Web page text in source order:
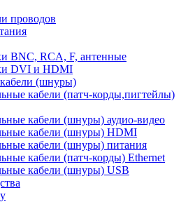
проводов
BNC, RCA, F, антенные
DVI и HDMI
(шнуры)
кабели (патч-корды,пигтейлы)
кабели (шнуры) аудио-видео
кабели (шнуры) HDMI
кабели (шнуры) питания
кабели (патч-корды) Ethernet
кабели (шнуры) USB